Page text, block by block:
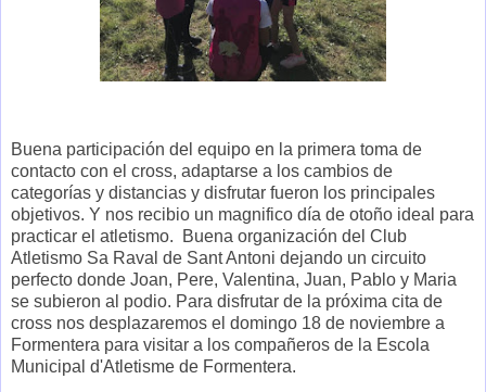
Buena participación del equipo en la primera toma de
contacto con el cross, adaptarse a los cambios de
categorías y distancias y disfrutar fueron los principales
objetivos. Y nos recibio un magnifico día de otoño ideal para
practicar el atletismo. Buena organización del Club
Atletismo Sa Raval de Sant Antoni dejando un circuito
perfecto donde Joan, Pere, Valentina, Juan, Pablo y Maria
se subieron al podio. Para disfrutar de la próxima cita de
cross nos desplazaremos el domingo 18 de noviembre a
Formentera para visitar a los compañeros de la Escola
Municipal d'Atletisme de Formentera.